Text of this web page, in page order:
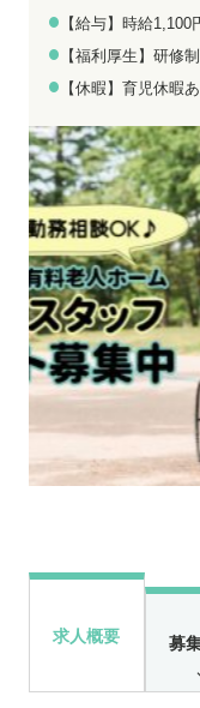
【給与】時給1,100
【福利厚生】研修
【休暇】育児休暇
求人概要 募